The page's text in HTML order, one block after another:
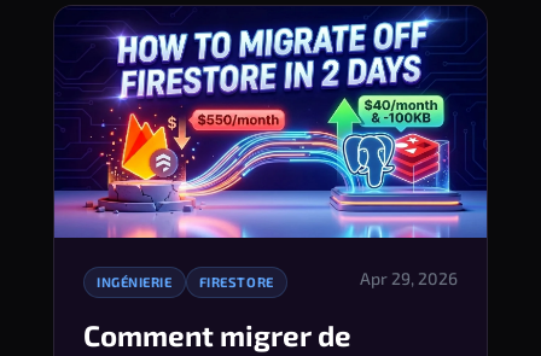
INGÉNIERIE FIRESTORE Apr 29, 2026
Comment migrer de